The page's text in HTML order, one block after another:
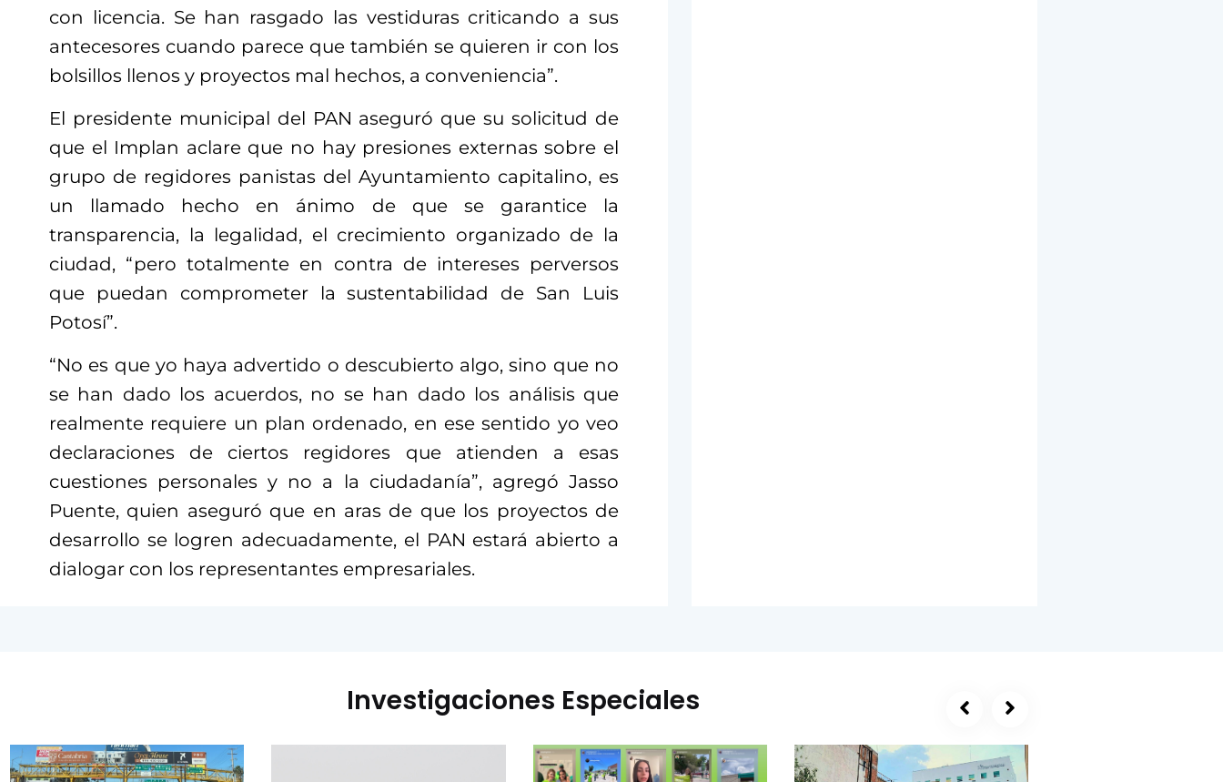
con licencia. Se han rasgado las vestiduras criticando a sus
antecesores cuando parece que también se quieren ir con los
bolsillos llenos y proyectos mal hechos, a conveniencia”.
El presidente municipal del PAN aseguró que su solicitud de
que el Implan aclare que no hay presiones externas sobre el
grupo de regidores panistas del Ayuntamiento capitalino, es
un llamado hecho en ánimo de que se garantice la
transparencia, la legalidad, el crecimiento organizado de la
ciudad, “pero totalmente en contra de intereses perversos
que puedan comprometer la sustentabilidad de San Luis
Potosí”.
“No es que yo haya advertido o descubierto algo, sino que no
se han dado los acuerdos, no se han dado los análisis que
realmente requiere un plan ordenado, en ese sentido yo veo
declaraciones de ciertos regidores que atienden a esas
cuestiones personales y no a la ciudadanía”, agregó Jasso
Puente, quien aseguró que en aras de que los proyectos de
desarrollo se logren adecuadamente, el PAN estará abierto a
dialogar con los representantes empresariales.
Investigaciones Especiales